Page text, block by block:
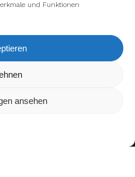
und Funktionen
ansehen
spotify twitch
bestmögliche Erfahrung auf
welche Cookies wir